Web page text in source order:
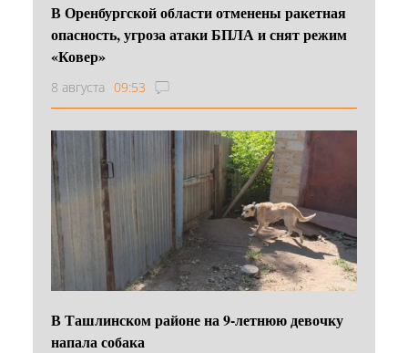
В Оренбургской области отменены ракетная
опасность, угроза атаки БПЛА и снят режим
«Ковер»
8 августа 09:53
В Ташлинском районе на 9-летнюю девочку
напала собака